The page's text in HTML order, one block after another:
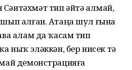
тип әйтә алмай,
алған. Атаңа шул ғына
алам да ҡасам тип
ныҡ эләккән, бер нисек тә
демонстрацияға